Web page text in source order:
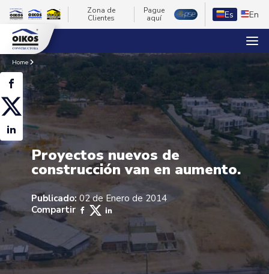
Zona de
Clientes
Pague
aquí
Es En
Home
Proyectos nuevos de
construcción van en aumento.
Publicado: 02 de Enero de 2014
Compartir